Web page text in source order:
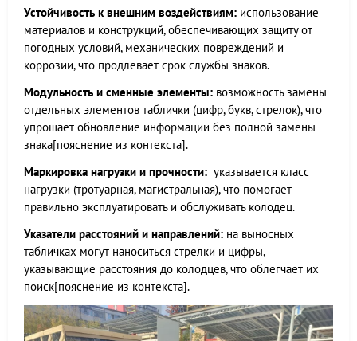
Устойчивость к внешним воздействиям: использование
материалов и конструкций, обеспечивающих защиту от
погодных условий, механических повреждений и
коррозии, что продлевает срок службы знаков.
Модульность и сменные элементы: возможность замены
отдельных элементов таблички (цифр, букв, стрелок), что
упрощает обновление информации без полной замены
знака[пояснение из контекста].
Маркировка нагрузки и прочности: указывается класс
нагрузки (тротуарная, магистральная), что помогает
правильно эксплуатировать и обслуживать колодец.
Указатели расстояний и направлений: на выносных
табличках могут наноситься стрелки и цифры,
указывающие расстояния до колодцев, что облегчает их
поиск[пояснение из контекста].